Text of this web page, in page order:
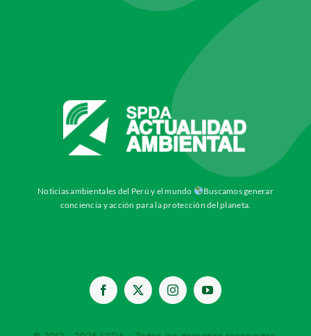
Noticias ambientales del Perú y el mundo
Buscamos generar
conciencia y acción para la protección del planeta.